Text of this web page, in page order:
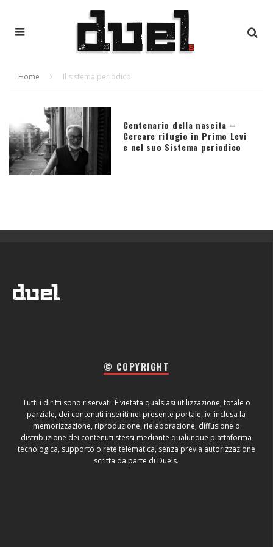
Home Il sistema periodico
Centenario della nascita –
Cercare rifugio in Primo Levi
e nel suo Sistema periodico
© COPYRIGHT
Tutti i diritti sono riservati. È vietata qualsiasi utilizzazione, totale o
parziale, dei contenuti inseriti nel presente portale, ivi inclusa la
memorizzazione, riproduzione, rielaborazione, diffusione o
distribuzione dei contenuti stessi mediante qualunque piattaforma
tecnologica, supporto o rete telematica, senza previa autorizzazione
scritta da parte di Duels.